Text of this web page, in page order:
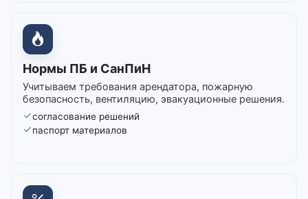
Нормы ПБ и СанПиН
Учитываем требования арендатора, пожарную
безопасность, вентиляцию, эвакуационные решения.
согласование решений
паспорт материалов